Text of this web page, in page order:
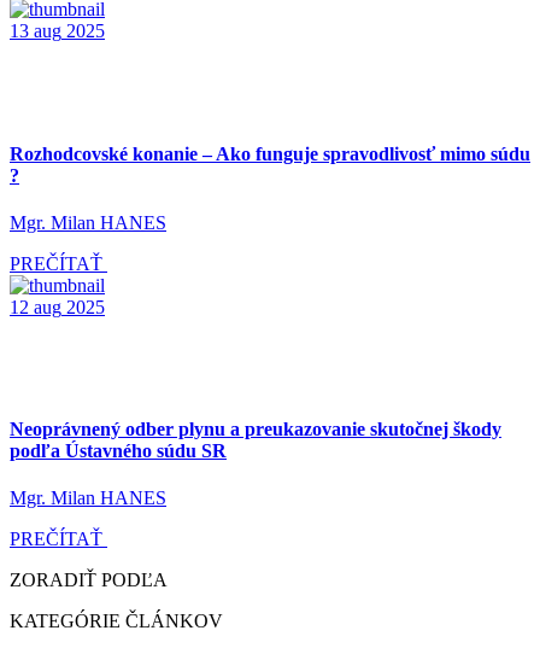
13 aug 2025
Rozhodcovské konanie – Ako funguje spravodlivosť mimo súdu
?
Mgr. Milan HANES
PREČÍTAŤ
12 aug 2025
Neoprávnený odber plynu a preukazovanie skutočnej škody
podľa Ústavného súdu SR
Mgr. Milan HANES
PREČÍTAŤ
ZORADIŤ PODĽA
KATEGÓRIE ČLÁNKOV